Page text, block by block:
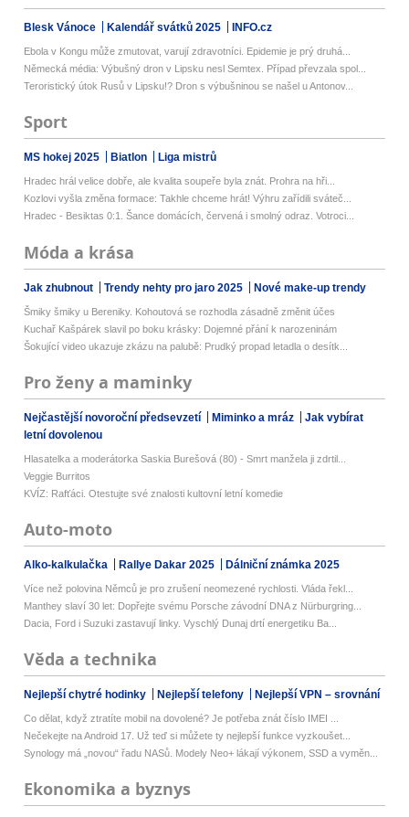
Blesk Vánoce Kalendář svátků 2025 INFO.cz
Ebola v Kongu může zmutovat, varují zdravotníci. Epidemie je prý druhá...
Německá média: Výbušný dron v Lipsku nesl Semtex. Případ převzala spol...
Teroristický útok Rusů v Lipsku!? Dron s výbušninou se našel u Antonov...
Sport
MS hokej 2025 Biatlon Liga mistrů
Hradec hrál velice dobře, ale kvalita soupeře byla znát. Prohra na hři...
Kozlovi vyšla změna formace: Takhle chceme hrát! Výhru zařídili sváteč...
Hradec - Besiktas 0:1. Šance domácích, červená i smolný odraz. Votroci...
Móda a krása
Jak zhubnout Trendy nehty pro jaro 2025 Nové make-up trendy
Šmiky šmiky u Bereniky. Kohoutová se rozhodla zásadně změnit účes
Kuchař Kašpárek slavil po boku krásky: Dojemné přání k narozeninám
Šokující video ukazuje zkázu na palubě: Prudký propad letadla o desítk...
Pro ženy a maminky
Nejčastější novoroční předsevzetí Miminko a mráz
Jak vybírat
letní dovolenou
Hlasatelka a moderátorka Saskia Burešová (80) - Smrt manžela ji zdrtil...
Veggie Burritos
KVÍZ: Rafťáci. Otestujte své znalosti kultovní letní komedie
Auto-moto
Alko-kalkulačka Rallye Dakar 2025 Dálniční známka 2025
Více než polovina Němců je pro zrušení neomezené rychlosti. Vláda řekl...
Manthey slaví 30 let: Dopřejte svému Porsche závodní DNA z Nürburgring...
Dacia, Ford i Suzuki zastavují linky. Vyschlý Dunaj drtí energetiku Ba...
Věda a technika
Nejlepší chytré hodinky Nejlepší telefony Nejlepší VPN – srovnání
Co dělat, když ztratíte mobil na dovolené? Je potřeba znát číslo IMEI ...
Nečekejte na Android 17. Už teď si můžete ty nejlepší funkce vyzkoušet...
Synology má „novou“ řadu NASů. Modely Neo+ lákají výkonem, SSD a vyměn...
Ekonomika a byznys